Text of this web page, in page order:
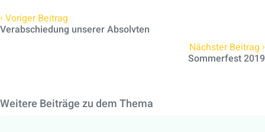
‹ Voriger Beitrag
Verabschiedung unserer Absolvten
Nächster Beitrag ›
Sommerfest 2019
Weitere Beiträge zu dem Thema